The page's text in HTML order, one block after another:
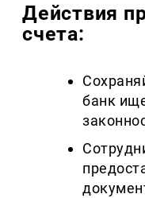
Действия
счета:
банк